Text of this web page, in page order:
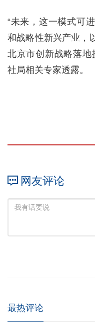
“未来，这一模式可
和战略性新兴产业，
北京市创新战略落地
社局相关专家透露。
网友评论
最热评论